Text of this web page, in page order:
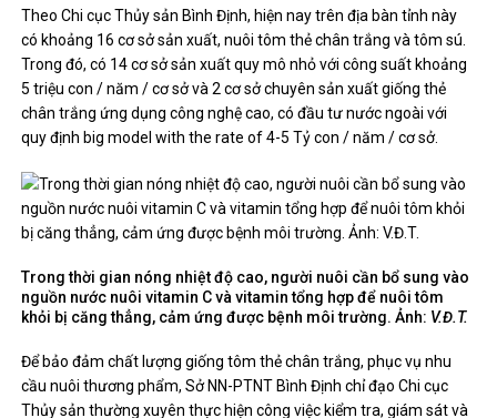
Theo Chi cục Thủy sản Bình Định, hiện nay trên địa bàn tỉnh này
có khoảng 16 cơ sở sản xuất, nuôi tôm thẻ chân trắng và tôm sú.
Trong đó, có 14 cơ sở sản xuất quy mô nhỏ với công suất khoảng
5 triệu con / năm / cơ sở và 2 cơ sở chuyên sản xuất giống thẻ
chân trắng ứng dụng công nghệ cao, có đầu tư nước ngoài với
quy định big model with the rate of 4-5 Tỷ con / năm / cơ sở.
Trong thời gian nóng nhiệt độ cao, người nuôi cần bổ sung vào
nguồn nước nuôi vitamin C và vitamin tổng hợp để nuôi tôm
khỏi bị căng thẳng, cảm ứng được bệnh môi trường. Ảnh: V.Đ.T.
Để bảo đảm chất lượng giống tôm thẻ chân trắng, phục vụ nhu
cầu nuôi thương phẩm, Sở NN-PTNT Bình Định chỉ đạo Chi cục
Thủy sản thường xuyên thực hiện công việc kiểm tra, giám sát và